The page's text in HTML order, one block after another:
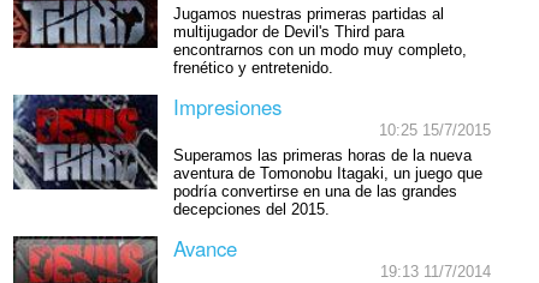
Jugamos nuestras primeras partidas al
multijugador de Devil's Third para
encontrarnos con un modo muy completo,
frenético y entretenido.
Impresiones
10:25 15/7/2015
Superamos las primeras horas de la nueva
aventura de Tomonobu Itagaki, un juego que
podría convertirse en una de las grandes
decepciones del 2015.
Avance
19:13 11/7/2014